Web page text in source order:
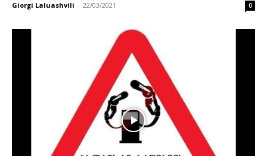
Giorgi Laluashvili - 22/03/2021 0